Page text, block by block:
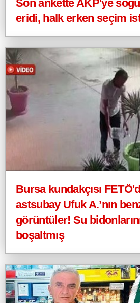
Son ankette AKP'ye
eridi, halk erken seçim
Bursa kundakçısı
astsubay Ufuk A.’nın
görüntüler! Su
boşaltmış